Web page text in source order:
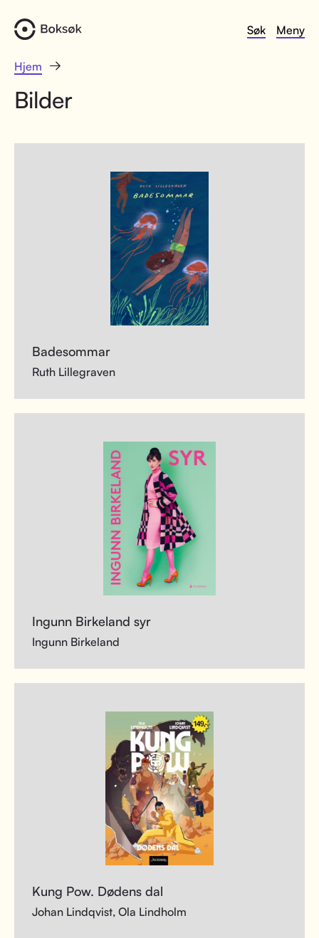
Søk Meny
Hjem
Bilder
Badesommar
Ruth Lillegraven
Ingunn Birkeland syr
Ingunn Birkeland
Kung Pow. Dødens dal
Johan Lindqvist, Ola Lindholm